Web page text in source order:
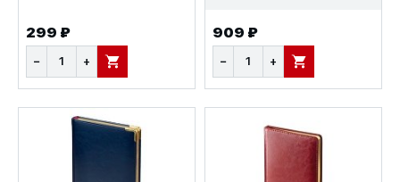
299 ₽
− + В КОРЗИНУ
909 ₽
− + В КОРЗИНУ